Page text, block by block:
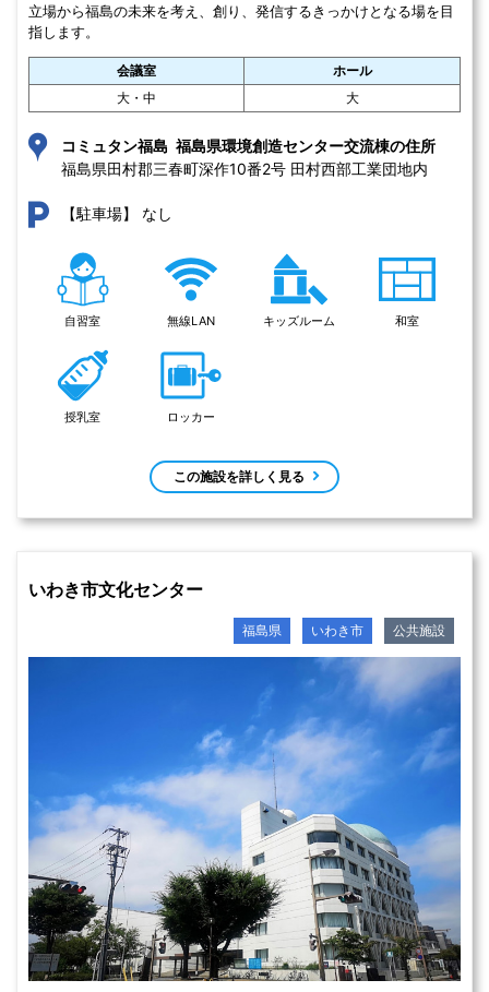
立場から福島の未来を考え、創り、発信するきっかけとなる場を目
指します。
会議室
ホール
大・中
大
コミュタン福島 福島県環境創造センター交流棟の住所
福島県田村郡三春町深作10番2号 田村西部工業団地内
【駐車場】 なし
自習室 無線LAN キッズルーム 和室
授乳室 ロッカー
この施設を詳しく見る
いわき市文化センター
福島県 いわき市 公共施設